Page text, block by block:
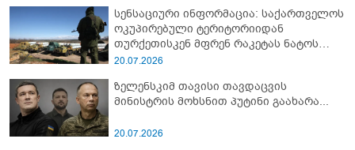
სენსაციური ინფორმაცია: საქართველოს
ოკუპირებული ტერიტორიიდან
თურქეთისკენ მფრენ რაკეტას ნატოს
სამიტი კინაღამ ჩაუშლია
20.07.2026
ზელენსკიმ თავისი თავდაცვის
მინისტრის მოხსნით პუტინი გაახარა...
20.07.2026